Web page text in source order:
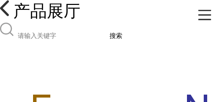
产品展厅
搜索